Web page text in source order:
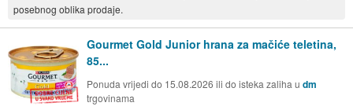
posebnog oblika prodaje.
Gourmet Gold Junior hrana za mačiće teletina,
85...
Ponuda vrijedi do 15.08.2026 ili do isteka zaliha u dm
trgovinama